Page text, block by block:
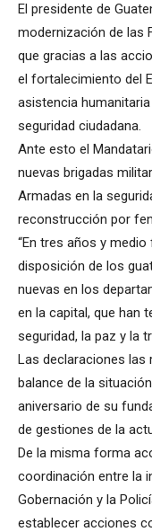
El presidente de
modernización de las
que gracias a las
el fortalecimiento del
asistencia
seguridad ciudadana.
Ante esto el
nuevas brigadas
Armadas en la
reconstrucción por
“En tres años y
disposición de los
nuevas en los
en la capital, que han
seguridad, la paz y la
Las declaraciones las
balance de la
aniversario de su
de gestiones de la
De la misma forma
coordinación entre la
Gobernación y la
establecer acciones